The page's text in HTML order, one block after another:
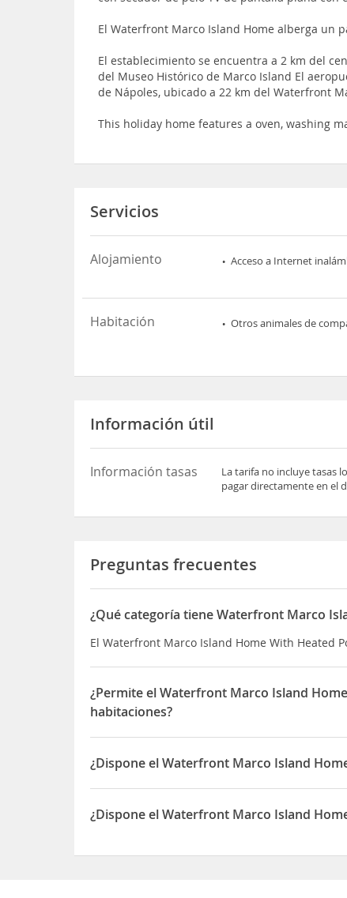
El Waterfront Marco Island Home alberga un
El establecimiento se encuentra a 2 km del
del Museo Histórico de Marco Island El
de Nápoles, ubicado a 22 km del Waterfront
This holiday home features a oven, washing
Servicios
Alojamiento Acceso a Internet
Habitación Otros animales de
Información útil
Información tasas
La tarifa no incluye tasas
pagar directamente en el
Preguntas frecuentes
¿Qué categoría tiene Waterfront Marco
El Waterfront Marco Island Home With Heated
¿Permite el Waterfront Marco Island
habitaciones?
Sí, el Waterfront Marco Island Home With
¿Dispone el Waterfront Marco Island
Sí, el Waterfront Marco Island Home With
¿Dispone el Waterfront Marco Island